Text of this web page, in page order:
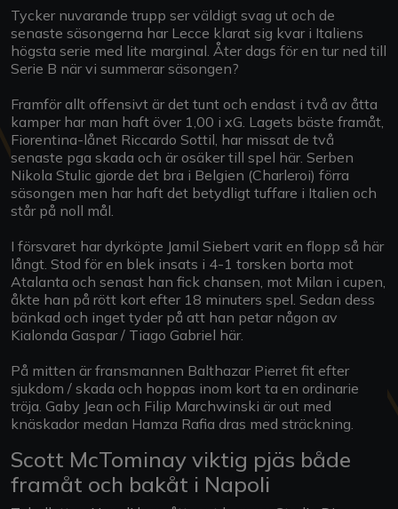
Tycker nuvarande trupp ser väldigt svag ut och de
senaste säsongerna har Lecce klarat sig kvar i Italiens
högsta serie med lite marginal. Åter dags för en tur ned till
Serie B när vi summerar säsongen?
Framför allt offensivt är det tunt och endast i två av åtta
kamper har man haft över 1,00 i xG. Lagets bäste framåt,
Fiorentina-lånet Riccardo Sottil, har missat de två
senaste pga skada och är osäker till spel här. Serben
Nikola Stulic gjorde det bra i Belgien (Charleroi) förra
säsongen men har haft det betydligt tuffare i Italien och
står på noll mål.
I försvaret har dyrköpte Jamil Siebert varit en flopp så här
långt. Stod för en blek insats i 4-1 torsken borta mot
Atalanta och senast han fick chansen, mot Milan i cupen,
åkte han på rött kort efter 18 minuters spel. Sedan dess
bänkad och inget tyder på att han petar någon av
Kialonda Gaspar / Tiago Gabriel här.
På mitten är fransmannen Balthazar Pierret fit efter
sjukdom / skada och hoppas inom kort ta en ordinarie
tröja. Gaby Jean och Filip Marchwinski är out med
knäskador medan Hamza Rafia dras med sträckning.
Scott McTominay viktig pjäs både
framåt och bakåt i Napoli